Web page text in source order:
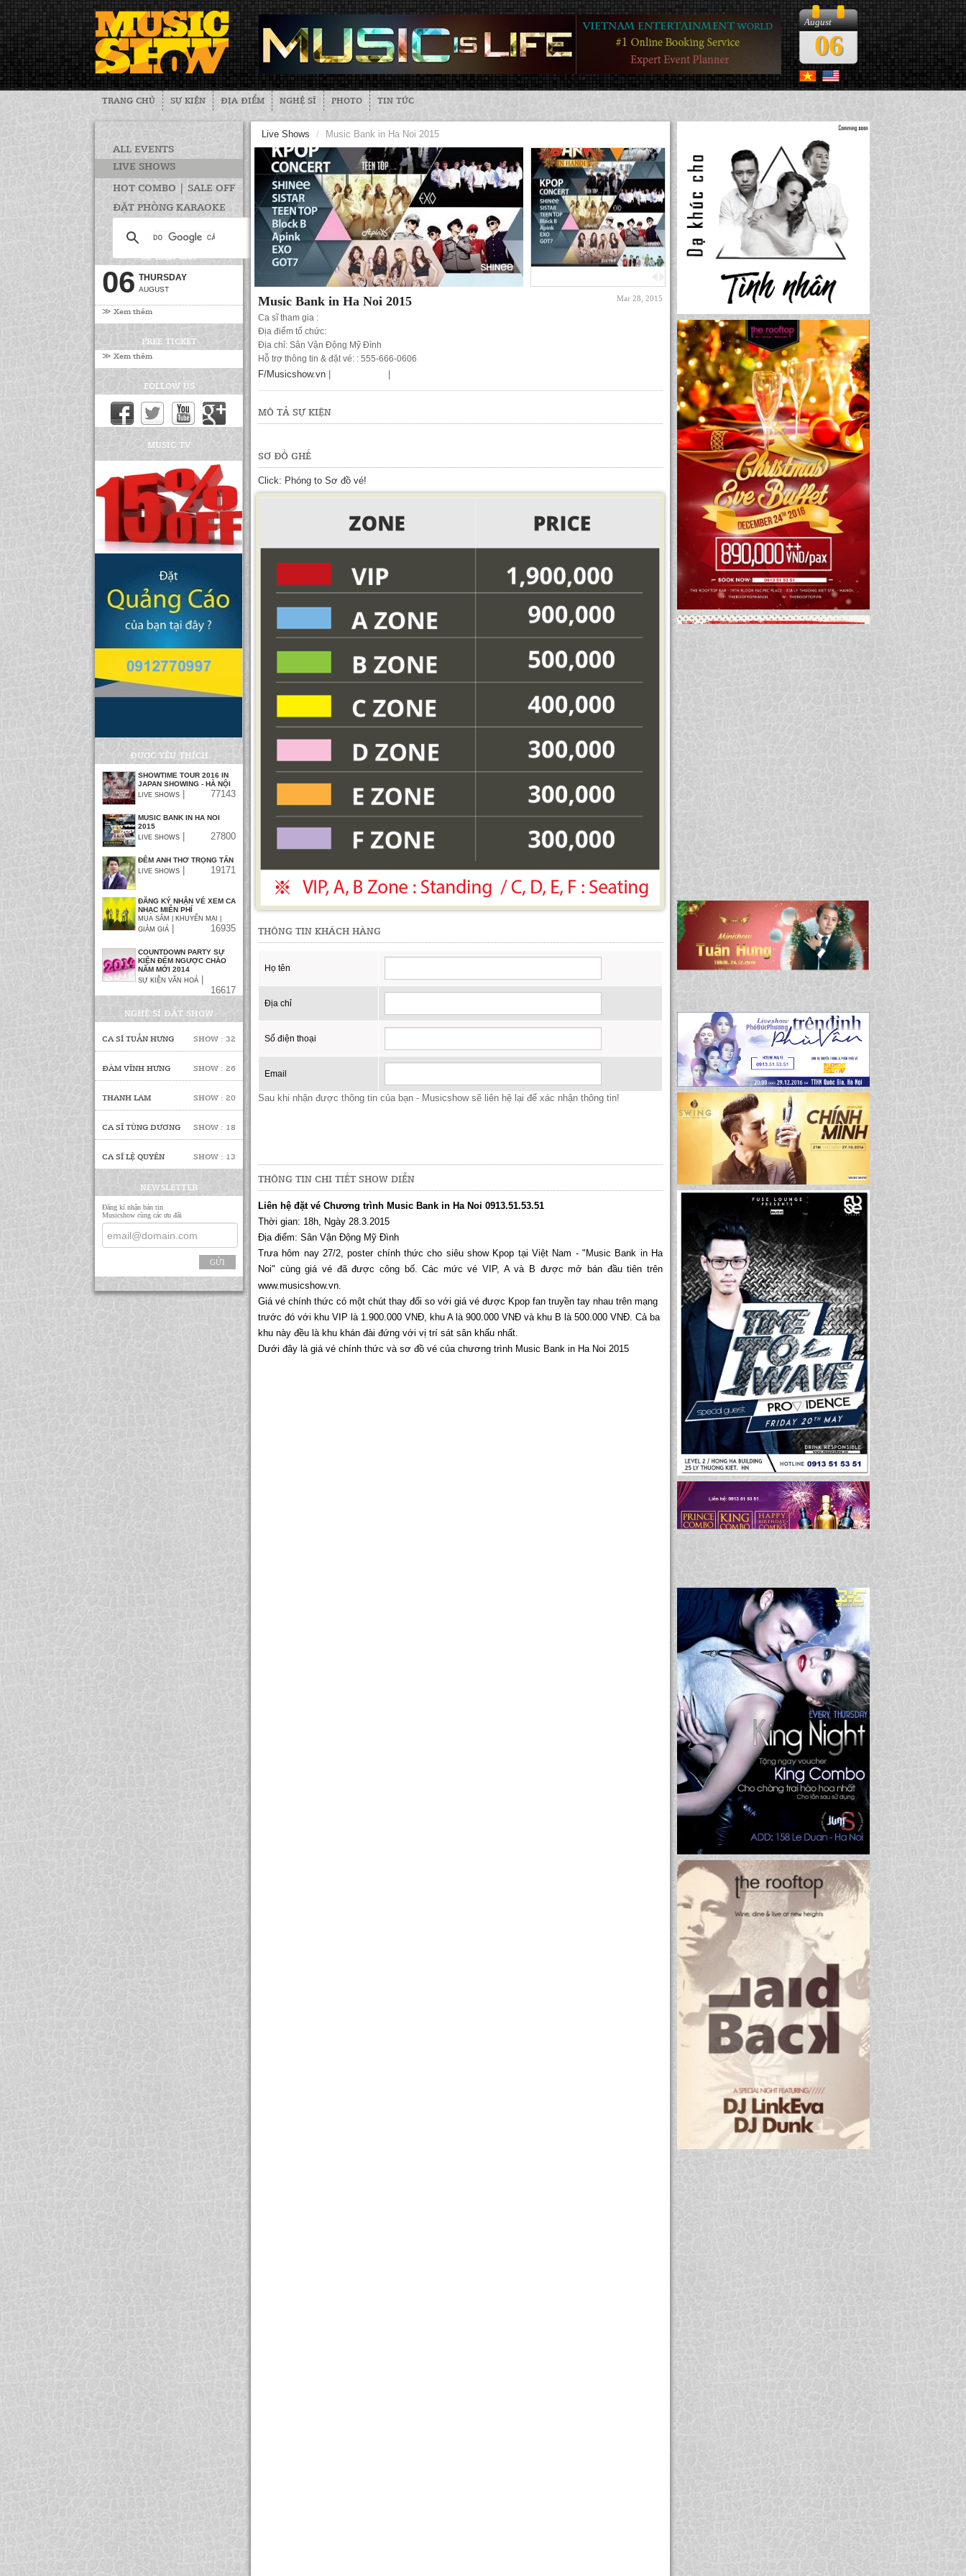
August
06
TRANG CHỦ SỰ KIỆN ĐỊA ĐIỂM NGHỆ SĨ PHOTO TIN TỨC
ALL EVENTS
LIVE SHOWS
HOT COMBO | SALE OFF
ĐẶT PHÒNG KARAOKE
SỰ KIỆN MỚI
06 THURSDAY
AUGUST
≫ Xem thêm
FREE TICKET
≫ Xem thêm
FOLLOW US
MUSIC TV
ĐƯỢC YÊU THÍCH
SHOWTIME TOUR 2016 IN
JAPAN SHOWING - HÀ NỘI
LIVE SHOWS 77143
MUSIC BANK IN HA NOI
2015
LIVE SHOWS 27800
ĐÊM ANH THƠ TRỌNG TẤN
LIVE SHOWS 19171
ĐĂNG KÝ NHẬN VÉ XEM CA
NHẠC MIỄN PHÍ
MUA SẮM | KHUYẾN MẠI |
GIẢM GIÁ
16935
COUNTDOWN PARTY SỰ
KIỆN ĐẾM NGƯỢC CHÀO
NĂM MỚI 2014
SỰ KIỆN VĂN HOÁ
16617
NGHỆ SĨ ĐẮT SHOW
CA SĨ TUẤN HƯNG SHOW : 32
ĐÀM VĨNH HƯNG SHOW : 26
THANH LAM
CA SĨ TÙNG DƯƠNG
SHOW : 13
NEWSLETTER
Đăng kí nhận bản tin
Live Shows / Music Bank in Ha Noi 2015
Music Bank in Ha Noi 2015 Mar 28, 2015
Ca sĩ tham gia :
Địa điểm tổ chức:
Địa chỉ: Sân Vận Động Mỹ Đình
Hỗ trợ thông tin & đặt vé: : 555-666-0606
F/Musicshow.vn
MÔ TẢ SỰ KIỆN
SƠ ĐỒ GHẾ
Click: Phóng to Sơ đồ vé!
THÔNG TIN KHÁCH HÀNG
Họ tên
Địa chỉ
Số điện thoại
Email
Sau khi nhận được thông tin của bạn - Musicshow sẽ liên hệ lại để xác nhận thông tin!
THÔNG TIN CHI TIẾT SHOW DIỄN
Liên hệ đặt vé Chương trình Music Bank in Ha Noi 0913.51.53.51
Thời gian: 18h, Ngày 28.3.2015
Địa điểm: Sân Vận Động Mỹ Đình
Trưa hôm nay 27/2, poster chính thức cho siêu show Kpop tại Việt Nam - "Music Bank in Ha
Noi" cùng giá vé đã được công bố. Các mức vé VIP, A và B được mở bán đầu tiên trên
www.musicshow.vn.
Giá vé chính thức có một chút thay đổi so với giá vé được Kpop fan truyền tay nhau trên mạng
trước đó với khu VIP là 1.900.000 VNĐ, khu A là 900.000 VNĐ và khu B là 500.000 VNĐ. Cả ba
khu này đều là khu khán đài đứng với vị trí sát sân khấu nhất.
Dưới đây là giá vé chính thức và sơ đồ vé của chương trình Music Bank in Ha Noi 2015